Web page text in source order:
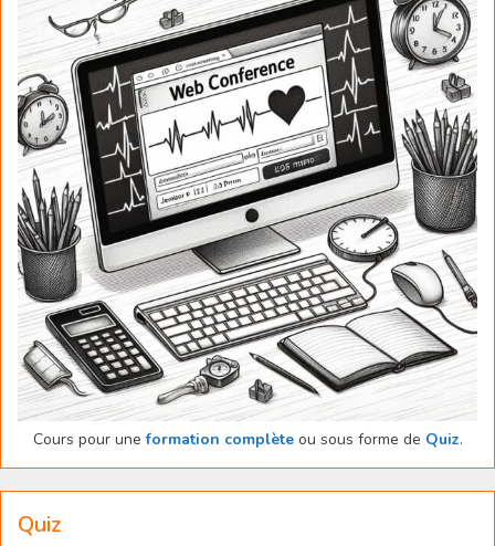
Cours pour uneformation complèteou sous forme de Quiz.
Quiz